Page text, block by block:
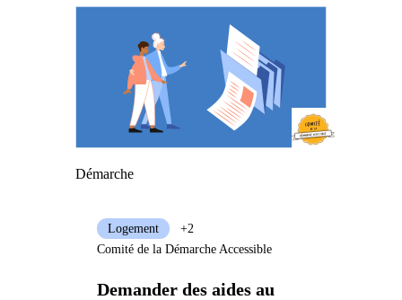
Démarche
Demander des aides au
Logement
+2
Comité de la Démarche Accessible